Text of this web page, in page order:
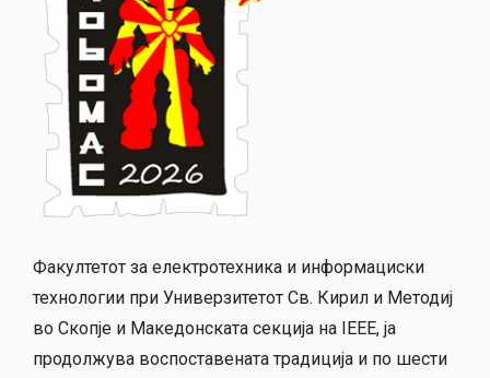
Факултетот за електротехника и информациски
технологии при Универзитетот Св. Кирил и Методиј
во Скопје и Македонската секција на IEEE, ја
продолжува воспоставената традиција и по шести